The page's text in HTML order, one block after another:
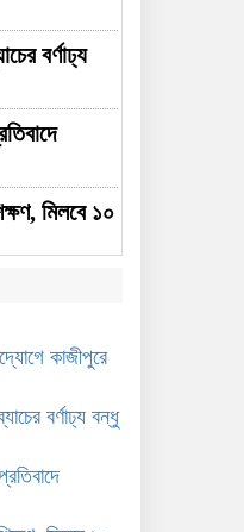
বর্ণাঢ্য
মিলবে ১০
সরকারি
পেলেন
কাজীপুরে
বর্ণাঢ্য বন্ধু